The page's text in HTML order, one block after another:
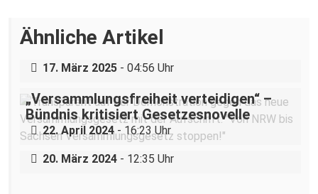
Ähnliche Artikel
Holocaustgedenktag in Coswig bei
17. März 2025 - 04:56 Uhr
„Versammlungsfreiheit verteidigen“ –
Bündnis kritisiert Gesetzesnovelle
22. April 2024- 16:23 Uhr
„Ein Krankenhaus, eine Belegschaft“ –
Arbeitskampf am städtischen Klinikum
20. März 2024 - 12:35 Uhr